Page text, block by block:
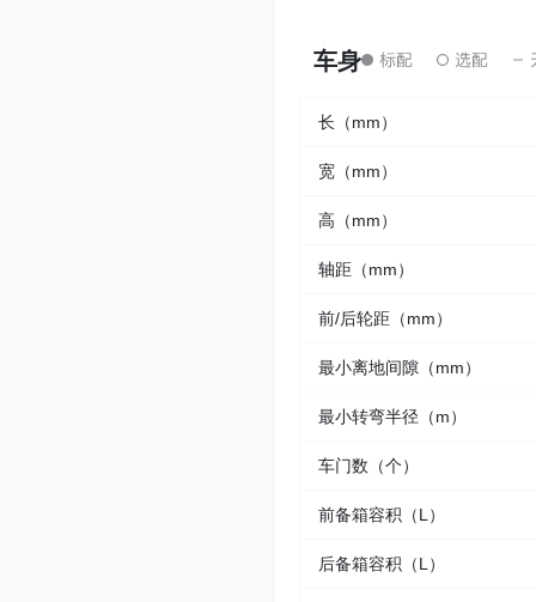
车身
长（mm）
宽（mm）
高（mm）
轴距（mm）
前/后轮距（mm）
最小离地间隙（mm）
最小转弯半径（m）
车门数（个）
前备箱容积（L）
后备箱容积（L）